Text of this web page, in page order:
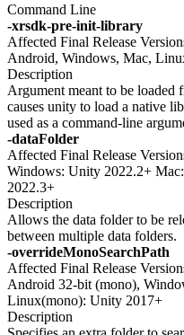
Command Line
-xrsdk-pre-init-library
Affected Final Release
Android, Windows, Mac,
Description
Argument meant to be
causes unity to load a native
used as a command-line
-dataFolder
Affected Final Release
Windows: Unity 2022.2+
2022.3+
Description
Allows the data folder to be
between multiple data folders.
-overrideMonoSearchPath
Affected Final Release
Android 32-bit (mono),
Linux(mono): Unity 2017+
Description